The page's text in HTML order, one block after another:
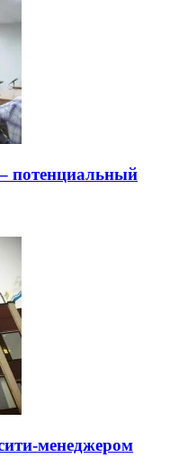
потенциальный
менеджером